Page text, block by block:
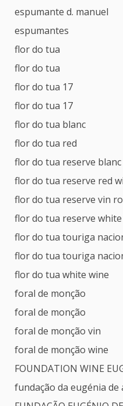
espumante d. manuel
espumantes
flor do tua
flor do tua
flor do tua 17
flor do tua 17
flor do tua blanc
flor do tua red
flor do tua reserve blanc
flor do tua reserve red
flor do tua reserve vin
flor do tua reserve
flor do tua touriga
flor do tua touriga
flor do tua white wine
foral de monção
foral de monção
foral de monção vin
foral de monção wine
FOUNDATION WINE
fundação da eugénia de